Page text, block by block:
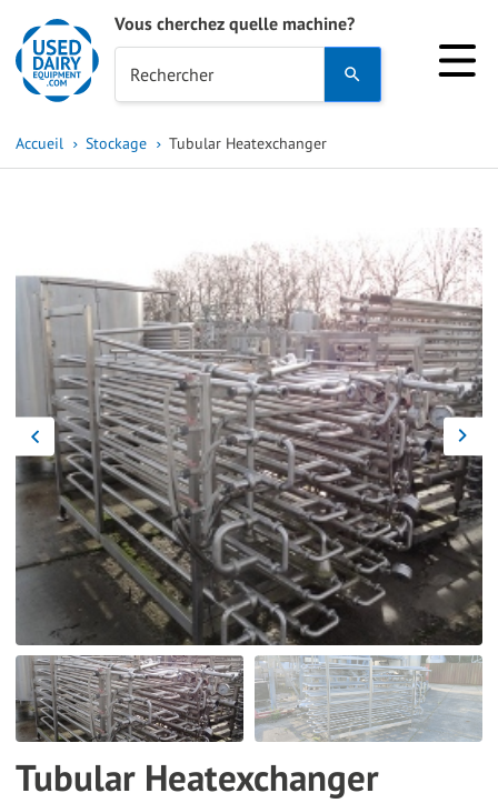
Vous cherchez quelle machine?
Rechercher
and
to
select
a
result.
Press
enter
to
go
to
the
selected
search
result.
Touch
device
users
can
use
Accueil Stockage Tubular Heatexchanger
Tubular Heatexchanger